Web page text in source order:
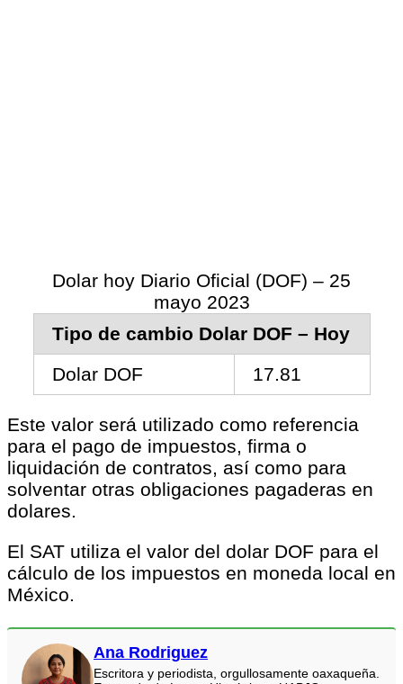
Dolar hoy Diario Oficial (DOF) – 25
mayo 2023
Tipo de cambio Dolar DOF – Hoy
Dolar DOF
17.81
Este valor será utilizado como referencia
para el pago de impuestos, firma o
liquidación de contratos, así como para
solventar otras obligaciones pagaderas en
dolares.
El SAT utiliza el valor del dolar DOF para el
cálculo de los impuestos en moneda local en
México.
Ana Rodriguez
Escritora y periodista, orgullosamente oaxaqueña.